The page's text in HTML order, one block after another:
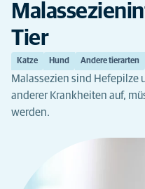
Tier
Katze Hund Andere tierarten
Malassezien sind Hefepilze
anderer Krankheiten auf,
werden.